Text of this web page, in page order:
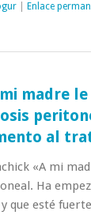
| Enlace
madre le
al
«A mi
Ha
que esté